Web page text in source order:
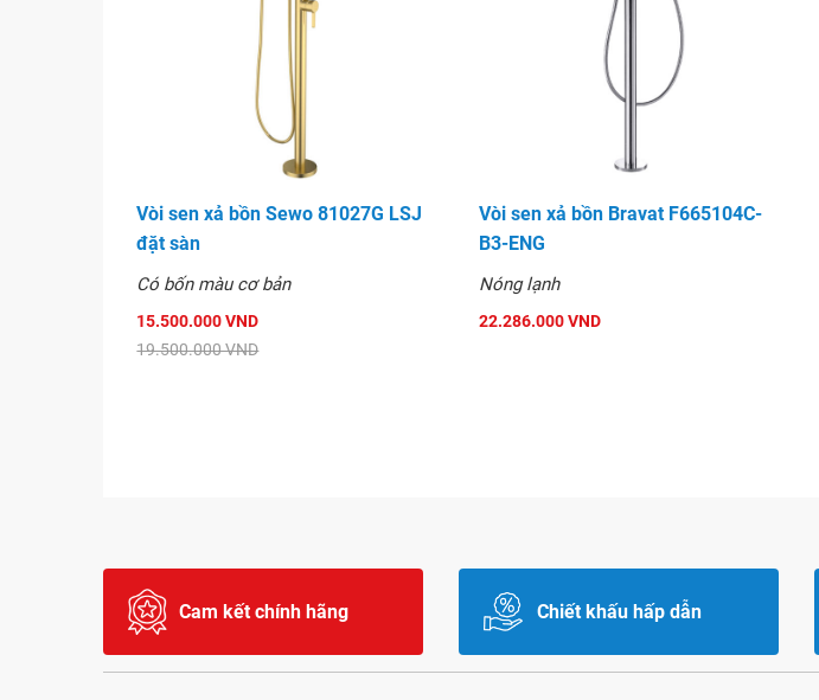
Vòi sen xả bồn Sewo 81027G LSJ
đặt sàn
Có bốn màu cơ bản
15.500.000 VND
19.500.000 VND
Vòi sen xả bồn Bravat F665104C-
B3-ENG
Nóng lạnh
22.286.000 VND
Cam kết chính hãng Chiết khấu hấp dẫn